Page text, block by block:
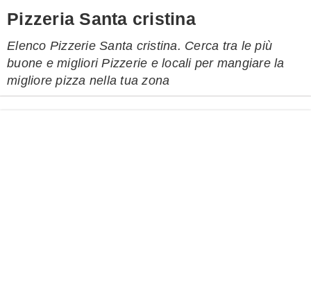
Pizzeria Santa cristina
Elenco Pizzerie Santa cristina. Cerca tra le più
buone e migliori Pizzerie e locali per mangiare la
migliore pizza nella tua zona